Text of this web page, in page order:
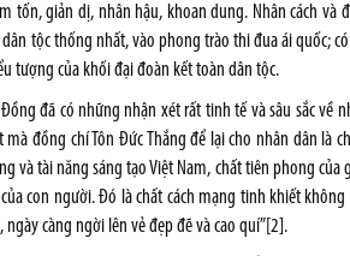
tốn, giản dị, nhân hậu, khoan dung. Nhân cách và
tộc thống nhất, vào phong trào thi đua ái quốc;
tượng của khối đại đoàn kết toàn dân tộc.
đã có những nhận xét rất tinh tế và sâu sắc về
mà đồng chí Tôn Đức Thắng để lại cho nhân dân là
và tài năng sáng tạo Việt Nam, chất tiên phong
con người. Đó là chất cách mạng tinh khiết
càng ngời lên vẻ đẹp đẽ và cao quí” [2] .